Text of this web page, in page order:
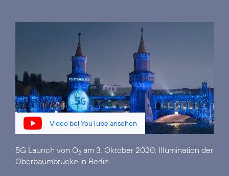
Video bei YouTube ansehen
5G Launch von O2 am 3. Oktober 2020: Illumination der
Oberbaumbrücke in Berlin